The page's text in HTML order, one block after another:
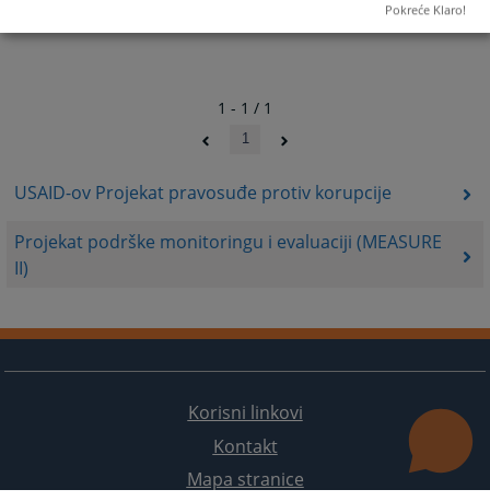
USAID-ov Projekat pravosuđe protiv korupcije
Projekat podrške monitoringu i evaluaciji (MEASURE
II)
1 - 1 / 1
1
Korisni linkovi
Kontakt
Mapa stranice
Pokreće Klaro!